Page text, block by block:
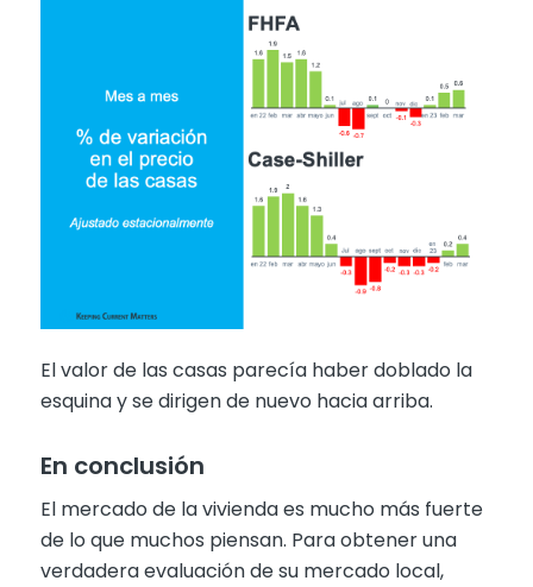
El valor de las casas parecía haber doblado la
esquina y se dirigen de nuevo hacia arriba.
En conclusión
El mercado de la vivienda es mucho más fuerte
de lo que muchos piensan. Para obtener una
verdadera evaluación de su mercado local,